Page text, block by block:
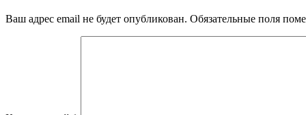
Ваш адрес email не будет опубликован. Обязательные поля